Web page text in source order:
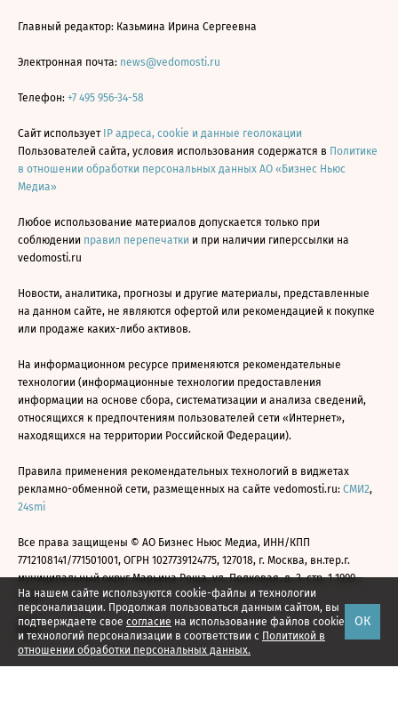
На нашем сайте используются cookie-файлы и технологии
персонализации. Продолжая пользоваться данным сайтом, вы
подтверждаете свое согласие на использование файлов cookie
и технологий персонализации в соответствии с Политикой в
отношении обработки персональных данных.
ОК
Главный редактор: Казьмина Ирина Сергеевна
Электронная почта: news@vedomosti.ru
Телефон: +7 495 956-34-58
Сайт использует IP адреса, cookie и данные геолокации
Пользователей сайта, условия использования содержатся в Политике
в отношении обработки персональных данных АО «Бизнес Ньюс
Медиа»
Любое использование материалов допускается только при
соблюдении правил перепечатки и при наличии гиперссылки на
vedomosti.ru
Новости, аналитика, прогнозы и другие материалы, представленные
на данном сайте, не являются офертой или рекомендацией к покупке
или продаже каких-либо активов.
На информационном ресурсе применяются рекомендательные
технологии (информационные технологии предоставления
информации на основе сбора, систематизации и анализа сведений,
относящихся к предпочтениям пользователей сети «Интернет»,
находящихся на территории Российской Федерации).
Правила применения рекомендательных технологий в виджетах
рекламно-обменной сети, размещенных на сайте vedomosti.ru: СМИ2,
24smi
Все права защищены © АО Бизнес Ньюс Медиа, ИНН/КПП
7712108141/771501001, ОГРН 1027739124775, 127018, г. Москва, вн.тер.г.
муниципальный округ Марьина Роща, ул. Полковая, д. 3, стр. 1 1999—
2026